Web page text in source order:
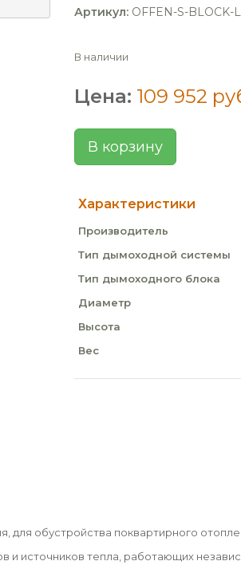
Артикул: OFFEN-S-BLOCK-
В наличии
Цена: 109 952
В корзину
Характеристики
Производитель
Тип дымоходной системы
Тип дымоходного блока
Диаметр
Высота
Вес
для обустройства поквартирного
и источников тепла, работающих